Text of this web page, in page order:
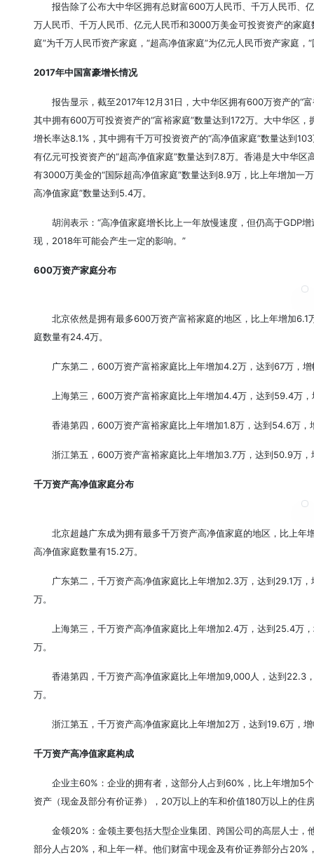
报告除了公布大中华区拥有总财富600万人民币、千万人民币
万人民币、千万人民币、亿元人民币和3000万美金可投资资产的家
庭”为千万人民币资产家庭，“超高净值家庭”为亿元人民币资产家庭
2017年中国富豪增长情况
报告显示，截至2017年12月31日，大中华区拥有600万资产的“
其中拥有600万可投资资产的“富裕家庭”数量达到172万。大中华区
增长率达8.1%，其中拥有千万可投资资产的“高净值家庭”数量达到
有亿元可投资资产的“超高净值家庭”数量达到7.8万。香港是大中华
有3000万美金的“国际超高净值家庭”数量达到8.9万，比上年增加一
高净值家庭”数量达到5.4万。
胡润表示：“高净值家庭增长比上一年放慢速度，但仍高于GDP
现，2018年可能会产生一定的影响。”
600万资产家庭分布
北京依然是拥有最多600万资产富裕家庭的地区，比上年增加
庭数量有24.4万。
广东第二，600万资产富裕家庭比上年增加4.2万，达到67万，
上海第三，600万资产富裕家庭比上年增加4.4万，达到59.4万
香港第四，600万资产富裕家庭比上年增加1.8万，达到54.6万
浙江第五，600万资产富裕家庭比上年增加3.7万，达到50.9万
千万资产高净值家庭分布
北京超越广东成为拥有最多千万资产高净值家庭的地区，比上
高净值家庭数量有15.2万。
广东第二，千万资产高净值家庭比上年增加2.3万，达到29.1万
万。
上海第三，千万资产高净值家庭比上年增加2.4万，达到25.4万
万。
香港第四，千万资产高净值家庭比上年增加9,000人，达到22.3
万。
浙江第五，千万资产高净值家庭比上年增加2万，达到19.6万，
千万资产高净值家庭构成
企业主60%：企业的拥有者，这部分人占到60%，比上年增加5
资产（现金及部分有价证券），20万以上的车和价值180万以上的住
金领20%：金领主要包括大型企业集团、跨国公司的高层人士
部分人占20%，和上年一样。他们财富中现金及有价证券部分占